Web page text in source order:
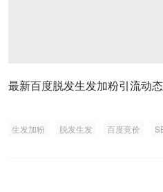
最新百度脱发生发加粉引流动态
生发加粉 脱发生发 百度竞价